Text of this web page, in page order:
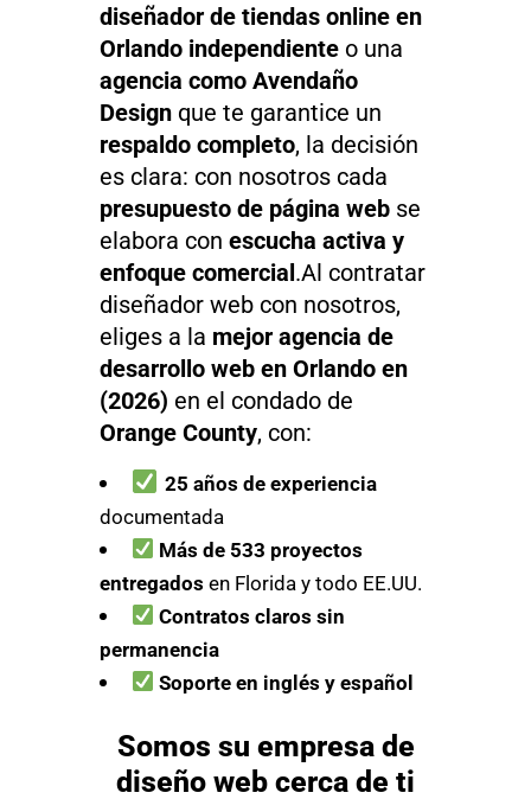
diseñador de tiendas online en
Orlando independiente o una
agencia como Avendaño
Design que te garantice un
respaldo completo, la decisión
es clara: con nosotros cada
presupuesto de página web se
elabora con escucha activa y
enfoque comercial.Al contratar
diseñador web con nosotros,
eliges a la mejor agencia de
desarrollo web en Orlando en
(2026) en el condado de
Orange County, con:
25 años de experiencia
documentada
Más de 533 proyectos
entregados en Florida y todo EE.UU.
Contratos claros sin
permanencia
Soporte en inglés y español
Somos su empresa de
diseño web cerca de ti